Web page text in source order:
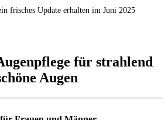
frisches Update erhalten im Juni 2025
für strahlend
Augen